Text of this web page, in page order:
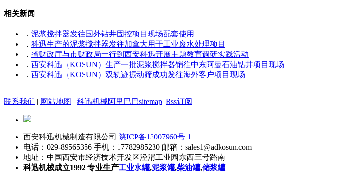
相关新闻
． 泥浆搅拌器发往国外钻井固控项目现场配套使用
． 科迅生产的泥浆搅拌器发往加拿大用于工业废水处理项目
． 省财政厅与市财政局一行到西安科迅开展主题教育调研实践活动
． 西安科迅（KOSUN）生产一批泥浆搅拌器销往中东阿曼石油钻井项目现场
． 西安科迅（KOSUN）双轨迹振动筛成功发往海外客户项目现场
联系我们 | 网站地图 | 科迅机械阿里巴巴sitemap |Rss订阅
西安科迅机械制造有限公司 陕ICP备13007960号-1
电话：029-89565356 手机：17782985230 邮箱：sales1@adkosun.com
地址：中国西安市经济技术开发区泾渭工业园东西三号路南
科迅机械成立1992 专业生产工业水罐,泥浆罐,柴油罐,储浆罐